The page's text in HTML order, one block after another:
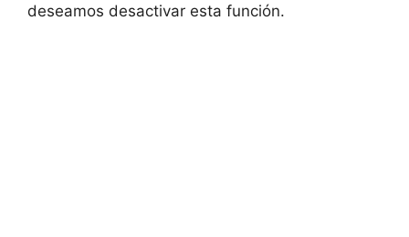
deseamos desactivar esta función.